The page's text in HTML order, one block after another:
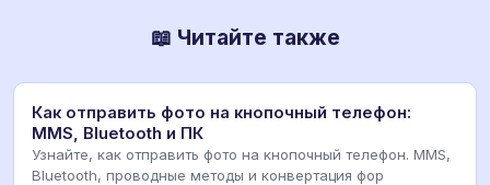
📖 Читайте также
Как отправить фото на кнопочный телефон:
MMS, Bluetooth и ПК
Узнайте, как отправить фото на кнопочный телефон. MMS,
Bluetooth, проводные методы и конвертация фор